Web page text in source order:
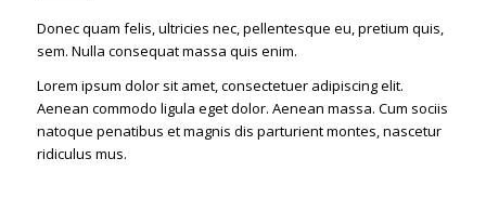
Donec quam felis, ultricies nec, pellentesque eu, pretium quis,
sem. Nulla consequat massa quis enim.
Lorem ipsum dolor sit amet, consectetuer adipiscing elit.
Aenean commodo ligula eget dolor. Aenean massa. Cum sociis
natoque penatibus et magnis dis parturient montes, nascetur
ridiculus mus.